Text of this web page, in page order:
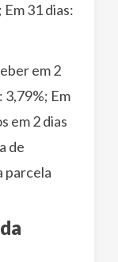
31 dias:
em 2
3,79%; Em
em 2 dias
de
parcela